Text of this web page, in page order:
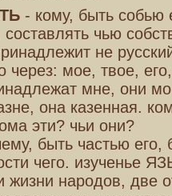
- кому, быть собью
чью
не
через: мое, твое,
мне, они
она казенная.
эти? чьи они?
быть частью его,
чего. изученье
жизни народов, две